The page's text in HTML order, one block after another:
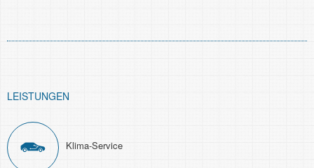
LEISTUNGEN
Klima-Service